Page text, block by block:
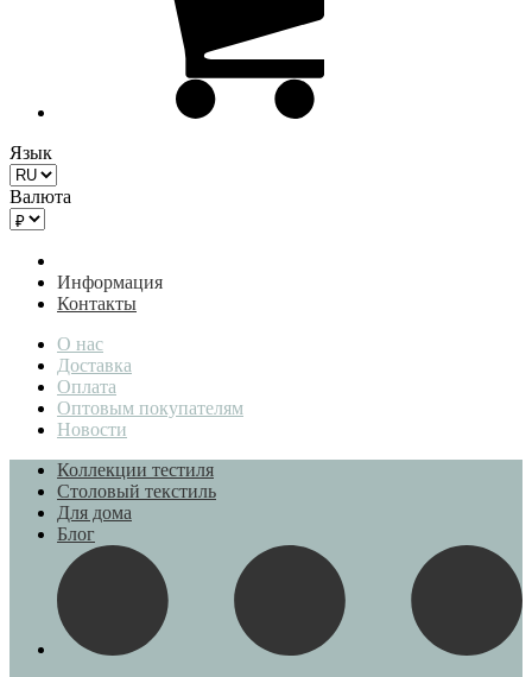
Язык
Валюта
Информация
Контакты
О нас
Доставка
Оплата
Оптовым покупателям
Новости
Коллекции тестиля
Столовый текстиль
Для дома
Блог